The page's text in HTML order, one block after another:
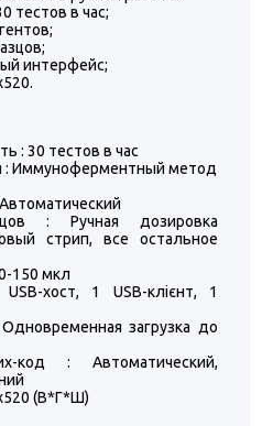
тестов в час;
интерфейс;
: 30 тестов в час
: Иммуноферментный метод
: Ручная дозировка
стрип, все остальное
150 мкл
хост, 1 USB-клієнт, 1
загрузка до
код : Автоматический,
(В*Г*Ш)